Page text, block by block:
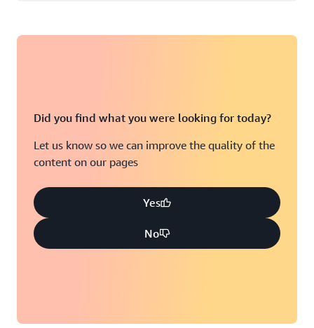
Did you find what you were looking for today?
Let us know so we can improve the quality of the
content on our pages
Yes
No